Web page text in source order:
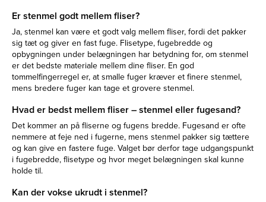
Er stenmel godt mellem fliser?
Ja, stenmel kan være et godt valg mellem fliser, fordi det pakker
sig tæt og giver en fast fuge. Flisetype, fugebredde og
opbygningen under belægningen har betydning for, om stenmel
er det bedste materiale mellem dine fliser. En god
tommelfingerregel er, at smalle fuger kræver et finere stenmel,
mens bredere fuger kan tage et grovere stenmel.
Hvad er bedst mellem fliser – stenmel eller fugesand?
Det kommer an på fliserne og fugens bredde. Fugesand er ofte
nemmere at feje ned i fugerne, mens stenmel pakker sig tættere
og kan give en fastere fuge. Valget bør derfor tage udgangspunkt
i fugebredde, flisetype og hvor meget belægningen skal kunne
holde til.
Kan der vokse ukrudt i stenmel?